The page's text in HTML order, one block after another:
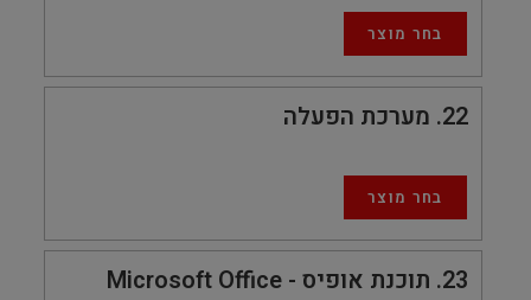
בחר מוצר
22 מערכת הפעלה
בחר מוצר
23 תוכנת אופיס - Microsoft Office